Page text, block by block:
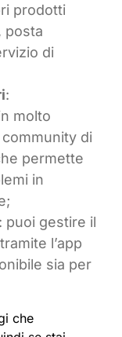
prodotti
posta
di
:
molto
di
permette
in
: puoi gestire il
l’app
sia per
che